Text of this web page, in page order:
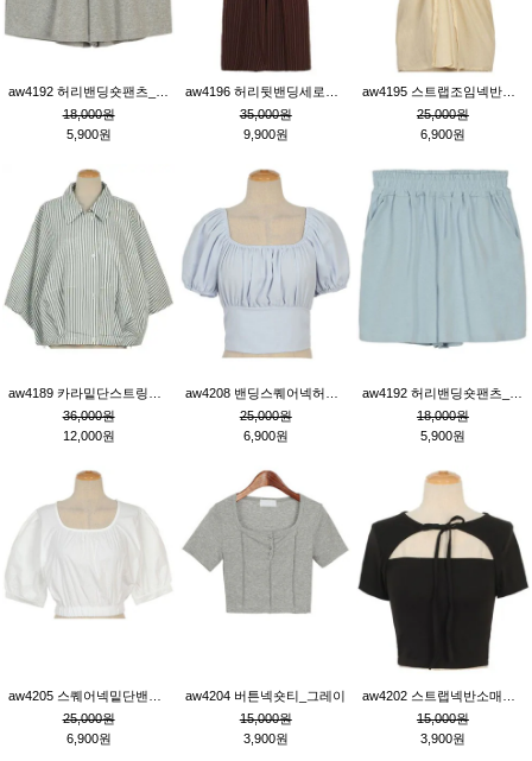
18,000원
5,900원
35,000원
9,900원
25,000원
6,900원
36,000원
12,000원
25,000원
6,900원
18,000원
5,900원
25,000원
6,900원
aw4204 버튼넥숏티_그레이
15,000원
3,900원
15,000원
3,900원